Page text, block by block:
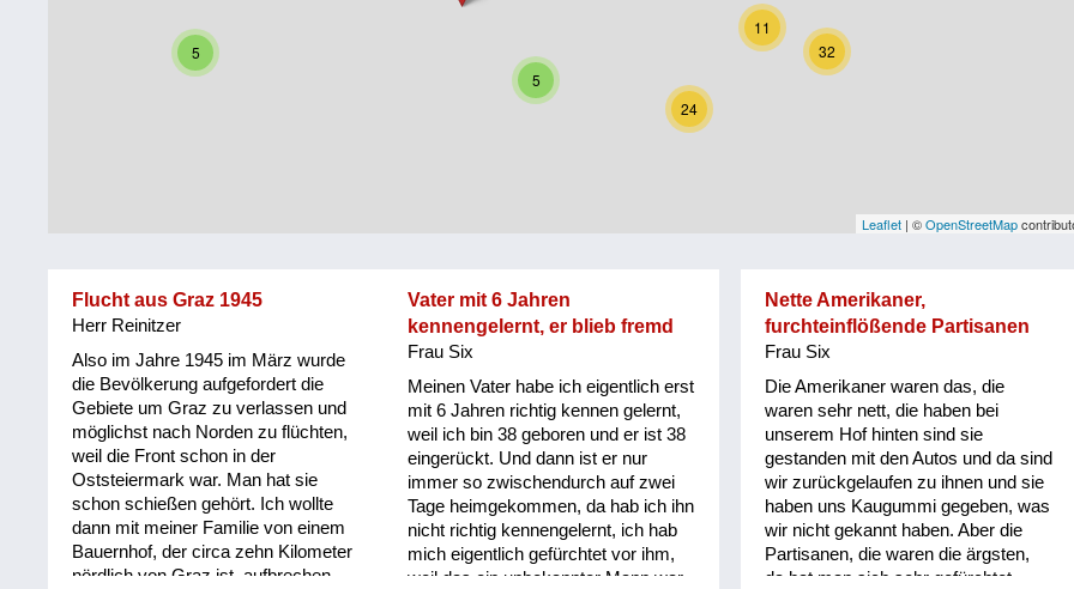
Steiermark
Tirol
Fluchtgeschichten
Staatsvertrag
Wohnen
sonstiges
5
24
5
32
11
Leaflet | ©OpenStreetMap
Flucht aus Graz 1945
Herr Reinitzer
Also im Jahre 1945 im März wurde
die Bevölkerung aufgefordert die
Gebiete um Graz zu verlassen und
möglichst nach Norden zu flüchten,
weil die Front schon in der
Oststeiermark war. Man hat sie
schon schießen gehört. Ich wollte
dann mit meiner Familie von einem
Bauernhof, der circa zehn Kilometer
nördlich von Graz ist, aufbrechen
Vater mit 6 Jahren
kennengelernt, er blieb fremd
Frau Six
Meinen Vater habe ich eigentlich erst
mit 6 Jahren richtig kennen gelernt,
weil ich bin 38 geboren und er ist 38
eingerückt. Und dann ist er nur
immer so zwischendurch auf zwei
Tage heimgekommen, da hab ich ihn
nicht richtig kennengelernt, ich hab
mich eigentlich gefürchtet vor ihm,
weil das ein unbekannter Mann war
Nette Amerikaner,
furchteinflößende Partisanen
Frau Six
Die Amerikaner waren das, die
waren sehr nett, die haben bei
unserem Hof hinten sind sie
gestanden mit den Autos und da sind
wir zurückgelaufen zu ihnen und sie
haben uns Kaugummi gegeben, was
wir nicht gekannt haben. Aber die
Partisanen, die waren die ärgsten,
da hat man sich sehr gefürchtet.